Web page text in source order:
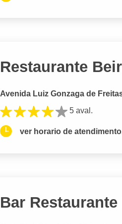
Restaurante
Avenida Luiz Gonzaga de
5 aval.
ver horario de
Bar